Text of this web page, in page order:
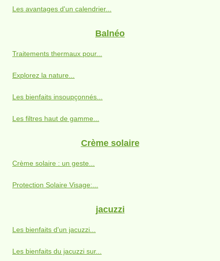
Les avantages d'un calendrier...
Balnéo
Traitements thermaux pour...
Explorez la nature...
Les bienfaits insoupçonnés...
Les filtres haut de gamme...
Crème solaire
Crème solaire : un geste...
Protection Solaire Visage:...
jacuzzi
Les bienfaits d'un jacuzzi...
Les bienfaits du jacuzzi sur...